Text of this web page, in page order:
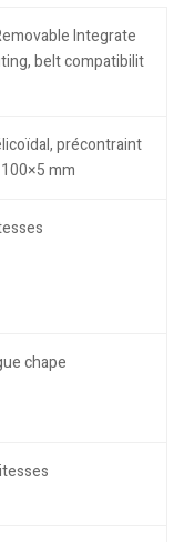
Integrate
belt compatibilit
précontraint
mm
chape